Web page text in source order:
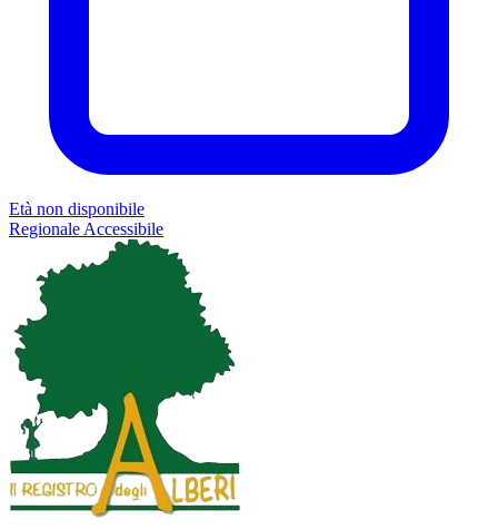
Età non disponibile
Regionale Accessibile